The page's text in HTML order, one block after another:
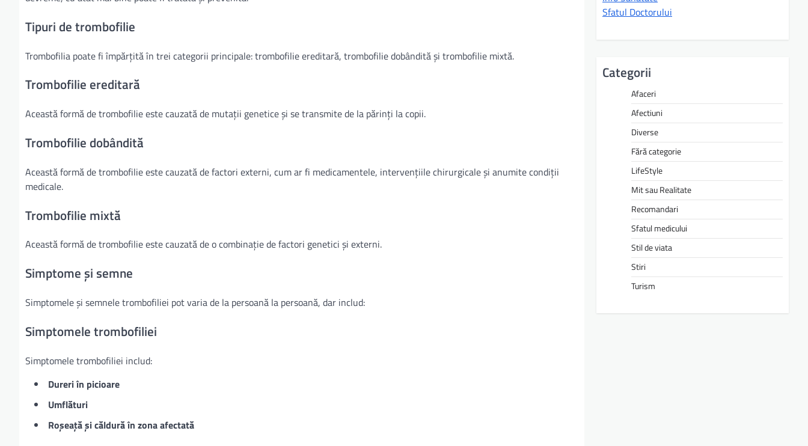
Tipuri de trombofilie
Trombofilia poate fi împărțită în trei categorii principale: trombofilie ereditară, trombofilie dobândită și trombofilie mixtă.
Trombofilie ereditară
Această formă de trombofilie este cauzată de mutații genetice și se transmite de la părinți la copii.
Trombofilie dobândită
Această formă de trombofilie este cauzată de factori externi, cum ar fi medicamentele, intervențiile chirurgicale și anumite condiții
medicale.
Trombofilie mixtă
Această formă de trombofilie este cauzată de o combinație de factori genetici și externi.
Simptome și semne
Simptomele și semnele trombofiliei pot varia de la persoană la persoană, dar includ:
Simptomele trombofiliei
Simptomele trombofiliei includ:
Dureri în picioare
Umflături
Roșeață și căldură în zona afectată
Sfatul Doctorului
Categorii
Afaceri
Afectiuni
Diverse
Fără categorie
LifeStyle
Mit sau Realitate
Recomandari
Sfatul medicului
Stil de viata
Stiri
Turism